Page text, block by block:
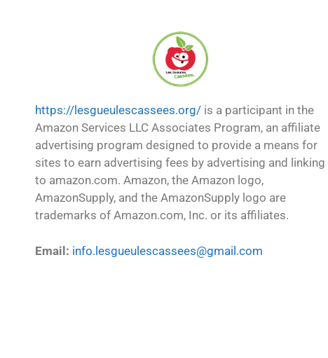
https://lesgueulescassees.org/ is a participant in the
Amazon Services LLC Associates Program, an affiliate
advertising program designed to provide a means for
sites to earn advertising fees by advertising and linking
to amazon.com. Amazon, the Amazon logo,
AmazonSupply, and the AmazonSupply logo are
trademarks of Amazon.com, Inc. or its affiliates.
Email: info.lesgueulescassees@gmail.com